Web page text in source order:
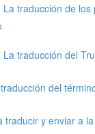
La traducción de los
La traducción del
del
traducir y enviar a